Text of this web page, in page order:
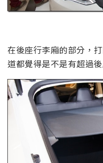
在後座行李廂的部分，
道都覺得是不是有超過